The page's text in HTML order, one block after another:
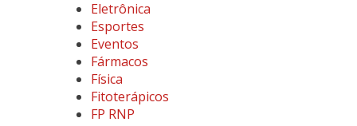
Eletrônica
Esportes
Eventos
Fármacos
Física
Fitoterápicos
FP RNP